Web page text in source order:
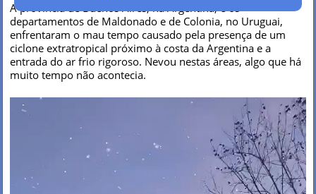
A província de Buenos Aires, na Argentina, e os
departamentos de Maldonado e de Colonia, no Uruguai,
enfrentaram o mau tempo causado pela presença de um
ciclone extratropical próximo à costa da Argentina e a
entrada do ar frio rigoroso. Nevou nestas áreas, algo que há
muito tempo não acontecia.